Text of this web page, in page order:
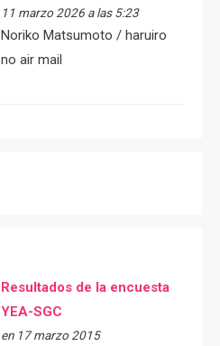
11 marzo 2026 a las 5:23
Noriko Matsumoto / haruiro
no air mail
Resultados de la encuesta
YEA-SGC
en 17 marzo 2015